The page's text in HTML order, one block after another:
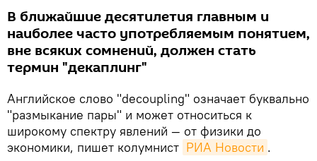
В ближайшие десятилетия главным и
наиболее часто употребляемым понятием,
вне всяких сомнений, должен стать
термин "декаплинг"
Английское слово "decoupling" означает буквально
"размыкание пары" и может относиться к
широкому спектру явлений — от физики до
экономики, пишет колумнист РИА Новости .